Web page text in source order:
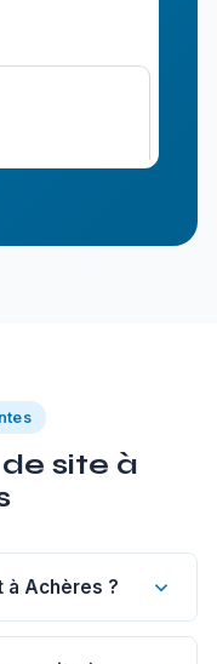
site à
à Achères ?
commence à 1